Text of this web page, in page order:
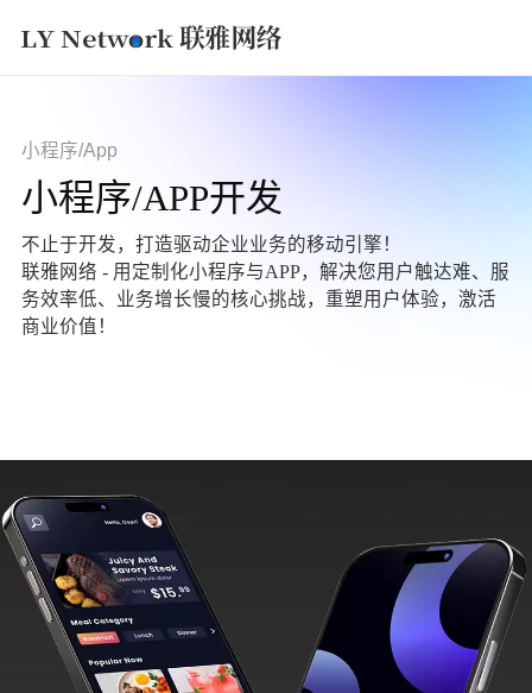
小程序/App
小程序/APP开发
不止于开发，打造驱动企业业务的移动引擎！
联雅网络 - 用定制化小程序与APP，解决您用户触达难、服
务效率低、业务增长慢的核心挑战，重塑用户体验，激活
商业价值！